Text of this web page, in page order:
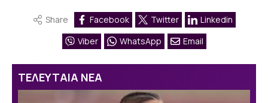
Share Facebook Twitter
Linkedin
Viber
WhatsApp Email
ΤΕΛΕΥΤΑΙΑ ΝΕΑ